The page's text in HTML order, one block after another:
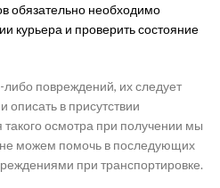
обязательно необходимо
курьера и проверить состояние
повреждений, их следует
в присутствии
осмотра при получении мы
не можем помочь в последующих
при транспортировке.